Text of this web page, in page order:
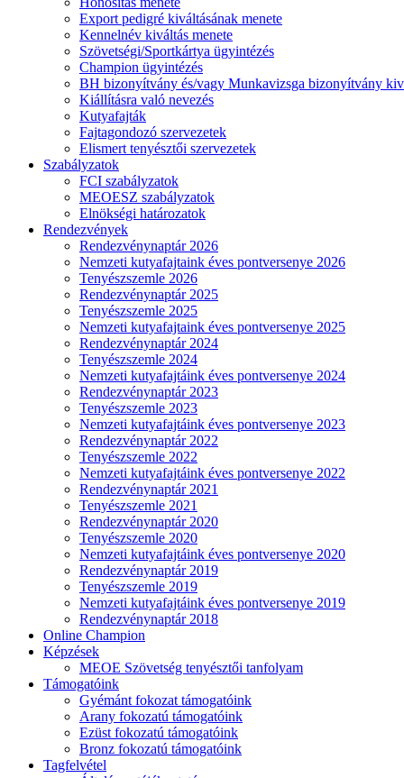
Export pedigré kiváltásának menete
Kennelnév kiváltás menete
Szövetségi/Sportkártya ügyintézés
Champion ügyintézés
BH bizonyítvány és/vagy Munkavizsga bizonyítvány
Kiállításra való nevezés
Kutyafajták
Fajtagondozó szervezetek
Elismert tenyésztői szervezetek
Szabályzatok
FCI szabályzatok
MEOESZ szabályzatok
Elnökségi határozatok
Rendezvények
Rendezvénynaptár 2026
Nemzeti kutyafajtaink éves pontversenye 2026
Tenyészszemle 2026
Rendezvénynaptár 2025
Tenyészszemle 2025
Nemzeti kutyafajtaink éves pontversenye 2025
Rendezvénynaptár 2024
Tenyészszemle 2024
Nemzeti kutyafajtáink éves pontversenye 2024
Rendezvénynaptár 2023
Tenyészszemle 2023
Nemzeti kutyafajtáink éves pontversenye 2023
Rendezvénynaptár 2022
Tenyészszemle 2022
Nemzeti kutyafajtáink éves pontversenye 2022
Rendezvénynaptár 2021
Tenyészszemle 2021
Rendezvénynaptár 2020
Tenyészszemle 2020
Nemzeti kutyafajtáink éves pontversenye 2020
Rendezvénynaptár 2019
Tenyészszemle 2019
Nemzeti kutyafajtáink éves pontversenye 2019
Rendezvénynaptár 2018
Online Champion
Képzések
MEOE Szövetség tenyésztői tanfolyam
Támogatóink
Gyémánt fokozat támogatóink
Arany fokozatú támogatóink
Ezüst fokozatú támogatóink
Bronz fokozatú támogatóink
Tagfelvétel